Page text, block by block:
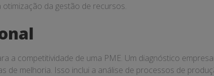
da gestão de recursos.
a competitividade de uma PME. Um diagnóstico
de melhoria. Isso inclui a análise de processos de